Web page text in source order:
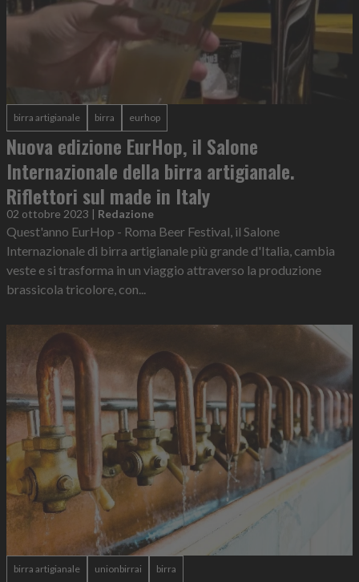
birra artigianale birra eurhop
Nuova edizione EurHop, il Salone
Internazionale della birra artigianale.
Riflettori sul made in Italy
02 ottobre 2023 | Redazione
Quest'anno EurHop - Roma Beer Festival, il Salone
Internazionale di birra artigianale più grande d'Italia, cambia
veste e si trasforma in un viaggio attraverso la produzione
brassicola tricolore, con...
birra artigianale unionbirrai birra